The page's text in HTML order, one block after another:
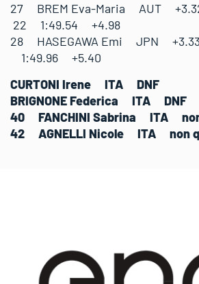
27 BREM Eva-Maria AUT
22 1:49.54 +4.98
28 HASEGAWA Emi JPN
1:49.96 +5.40
CURTONI Irene ITA DNF
BRIGNONE Federica ITA DNF
40 FANCHINI Sabrina ITA
42 AGNELLI Nicole ITA non